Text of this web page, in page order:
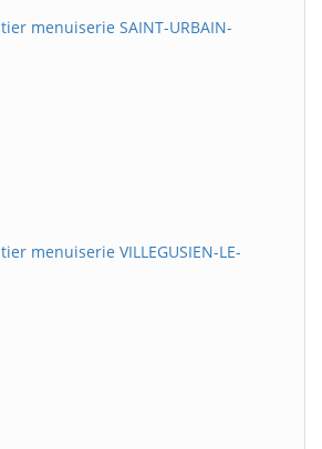
menuiserie SAINT-URBAIN-
menuiserie VILLEGUSIEN-LE-